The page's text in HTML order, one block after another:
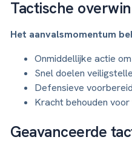
Tactische
Het aanvalsmomentum
Onmiddellijke actie
Snel doelen
Defensieve
Kracht behouden
Geavanceerde